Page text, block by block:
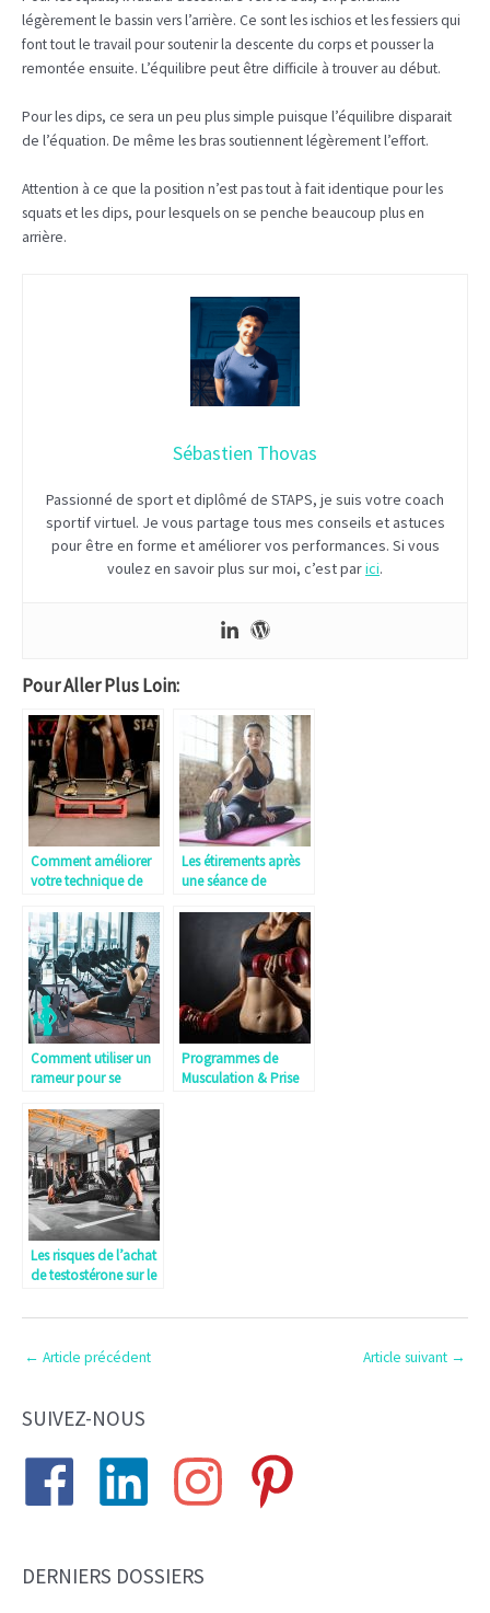
légèrement le bassin vers l’arrière. Ce sont les ischios et les fessiers qui
font tout le travail pour soutenir la descente du corps et pousser la
remontée ensuite. L’équilibre peut être difficile à trouver au début.
Pour les dips, ce sera un peu plus simple puisque l’équilibre disparait
de l’équation. De même les bras soutiennent légèrement l’effort.
Attention à ce que la position n’est pas tout à fait identique pour les
squats et les dips, pour lesquels on se penche beaucoup plus en
arrière.
Sébastien Thovas
Passionné de sport et diplômé de STAPS, je suis votre coach
sportif virtuel. Je vous partage tous mes conseils et astuces
pour être en forme et améliorer vos performances. Si vous
voulez en savoir plus sur moi, c’est parici.
Pour Aller Plus Loin:
Comment améliorer
votre technique de
les blessures ?
Les étirements après
une séance de
Comment utiliser un
rameur pour se
Programmes de
Musculation & Prise
Les risques de l’achat
de testostérone sur le
← Article précédent Article suivant →
SUIVEZ-NOUS
DERNIERS DOSSIERS